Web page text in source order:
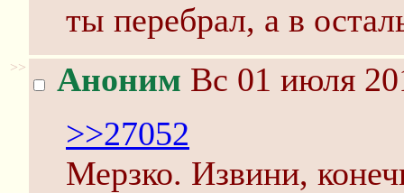
ты перебрал, а в
>> Аноним Вс 01 июля
>>27052
Мерзко. Извини,